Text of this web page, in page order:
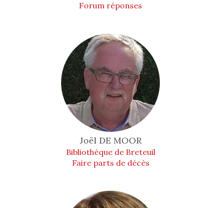
Forum réponses
Joël DE MOOR
Bibliothéque de Breteuil
Faire parts de décès